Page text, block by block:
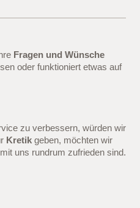
Fragen und Wünsche
oder funktioniert etwas auf
zu verbessern, würden wir
Kretik geben, möchten wir
uns rundrum zufrieden sind.